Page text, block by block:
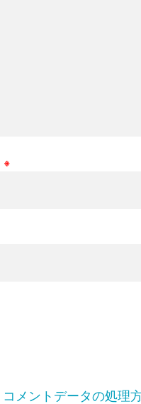
※
コメントデータの処理